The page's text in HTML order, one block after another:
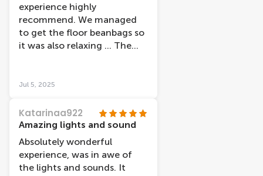
experience highly
recommend. We managed
to get the floor beanbags so
it was also relaxing ... The
experience.
Jul 5, 2025
Katarinaa922
Amazing lights and sound
Absolutely wonderful
experience, was in awe of
the lights and sounds. It